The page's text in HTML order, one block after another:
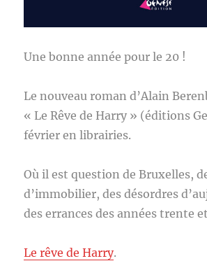
Une bonne année pour le 20 !
Le nouveau roman d’Alain
« Le Rêve de Harry » (éditions
février en librairies.
Où il est question de Bruxelles,
d’immobilier, des désordres
des errances des années trente
Le rêve de Harry.